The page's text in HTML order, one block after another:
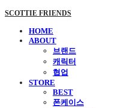
SCOTTIE FRIENDS
HOME
ABOUT
브랜드
캐릭터
협업
STORE
BEST
폰케이스